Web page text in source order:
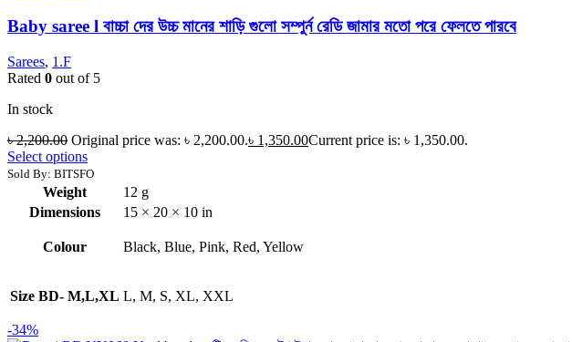
Baby saree l বাচ্চা দের উচ্চ মানের শাড়ি গুলো সম্পুর্ন রেডি জামার মতো পরে ফেলতে পারবে
Sarees, 1.F
Rated 0 out of 5
In stock
৳2,200.00 Original price was: ৳ 2,200.00.৳ 1,350.00Current price is: ৳ 1,350.00.
Select options
Sold By: BITSFO
Weight
12 g
Dimensions
15 × 20 × 10 in
Colour Black, Blue, Pink, Red, Yellow
Size BD- M,L,XL L, M, S, XL, XXL
-34%